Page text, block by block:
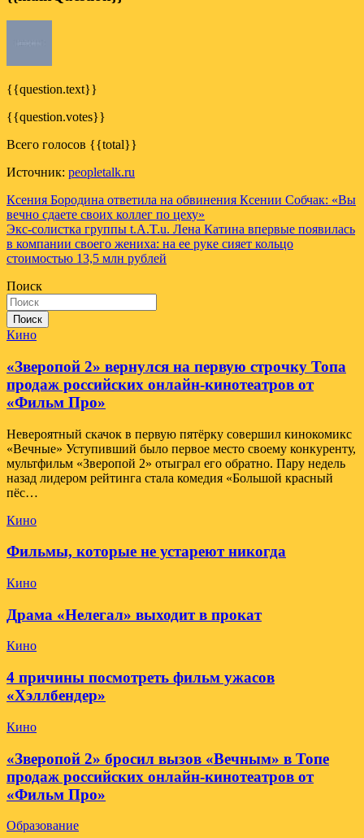
{{question.text}}
{{question.votes}}
Всего голосов {{total}}
Источник: peopletalk.ru
Навигация
по
записям
Ксения Бородина ответила на обвинения Ксении Собчак: «Вы
вечно сдаете своих коллег по цеху»
Экс-солистка группы t.А.T.u. Лена Катина впервые появилась
в компании своего жениха: на ее руке сияет кольцо
стоимостью 13,5 млн рублей
Поиск
Поиск
Кино
«Зверопой 2» вернулся на первую строчку Топа
продаж российских онлайн-кинотеатров от
«Фильм Про»
Невероятный скачок в первую пятёрку совершил кинокомикс
«Вечные» Уступивший было первое место своему конкуренту,
мультфильм «Зверопой 2» отыграл его обратно. Пару недель
назад лидером рейтинга стала комедия «Большой красный
пёс…
Кино
Фильмы, которые не устареют никогда
Кино
Драма «Нелегал» выходит в прокат
Кино
4 причины посмотреть фильм ужасов
«Хэллбендер»
Кино
«Зверопой 2» бросил вызов «Вечным» в Топе
продаж российских онлайн-кинотеатров от
«Фильм Про»
Образование